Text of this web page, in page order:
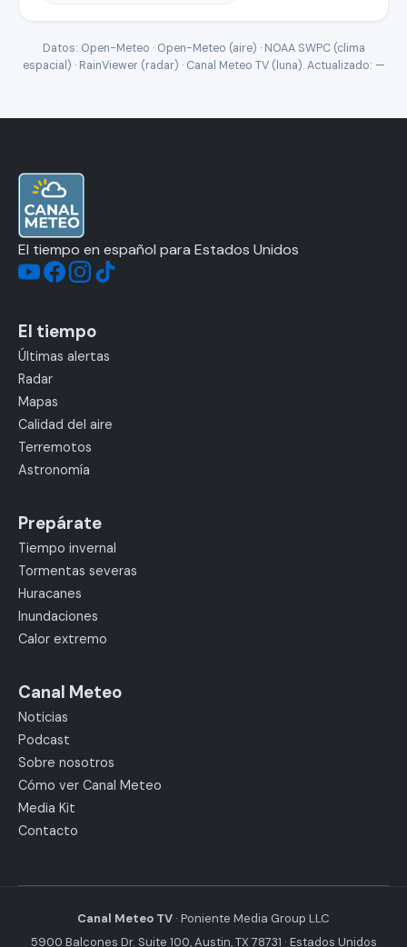
Datos: Open-Meteo · Open-Meteo (aire) · NOAA SWPC (clima
espacial) · RainViewer (radar) · Canal Meteo TV (luna). Actualizado: —
El tiempo en español para Estados Unidos
El tiempo
Últimas alertas
Radar
Mapas
Calidad del aire
Terremotos
Astronomía
Prepárate
Tiempo invernal
Tormentas severas
Huracanes
Inundaciones
Calor extremo
Canal Meteo
Noticias
Podcast
Sobre nosotros
Cómo ver Canal Meteo
Media Kit
Contacto
Canal Meteo TV · Poniente Media Group LLC
5900 Balcones Dr. Suite 100, Austin, TX 78731 · Estados Unidos